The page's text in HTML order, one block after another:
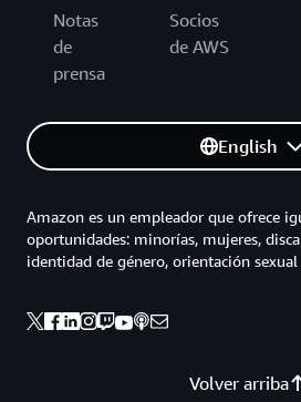
Notas
de
prensa
Socios
de AWS
English
Volver arriba
Amazon es un empleador que ofrece
oportunidades: minorías, mujeres,
identidad de género, orientación sexual